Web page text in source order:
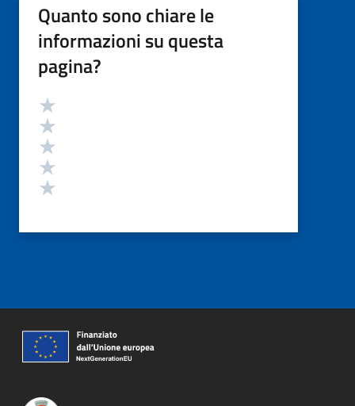
Quanto sono chiare le
informazioni su questa
pagina?
Valutazione